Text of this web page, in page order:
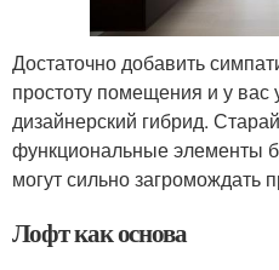
Достаточно добавить
простоту помещения и у
дизайнерский гибрид.
функциональные элементы
могут сильно загромождать
Лофт как основа